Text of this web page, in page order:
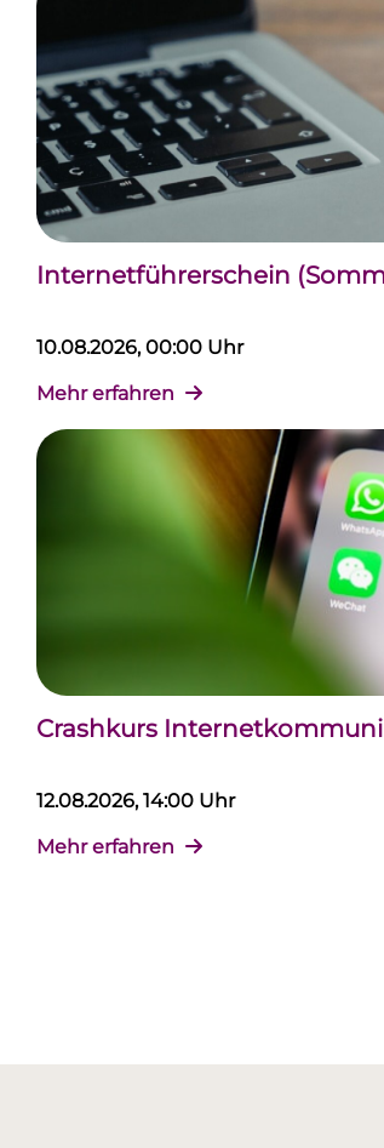
Internetführerschein
10.08.2026, 00:00 Uhr
Mehr erfahren
Crashkurs
12.08.2026, 14:00 Uhr
Mehr erfahren